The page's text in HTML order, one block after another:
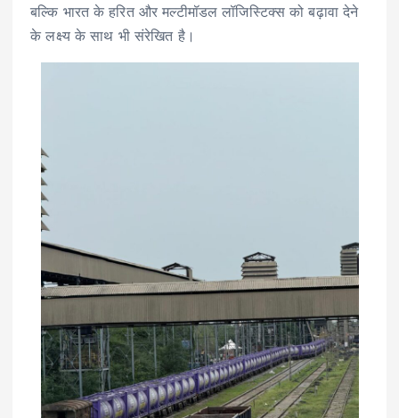
बल्कि भारत के हरित और मल्टीमॉडल लॉजिस्टिक्स को बढ़ावा देने
के लक्ष्य के साथ भी संरेखित है।